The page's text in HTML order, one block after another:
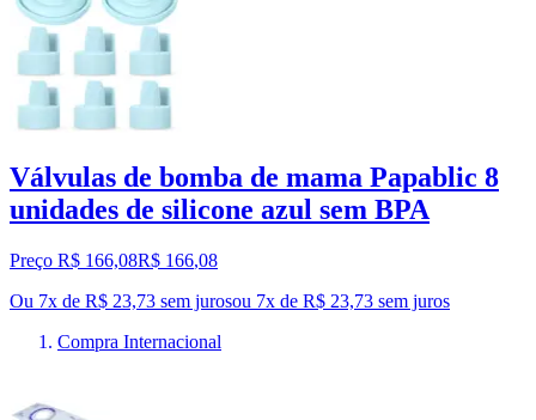
Válvulas de bomba de mama Papablic 8
unidades de silicone azul sem BPA
Preço R$ 166,08R$ 166,08
Ou 7x de R$ 23,73 sem jurosou 7x de R$ 23,73 sem juros
Compra Internacional